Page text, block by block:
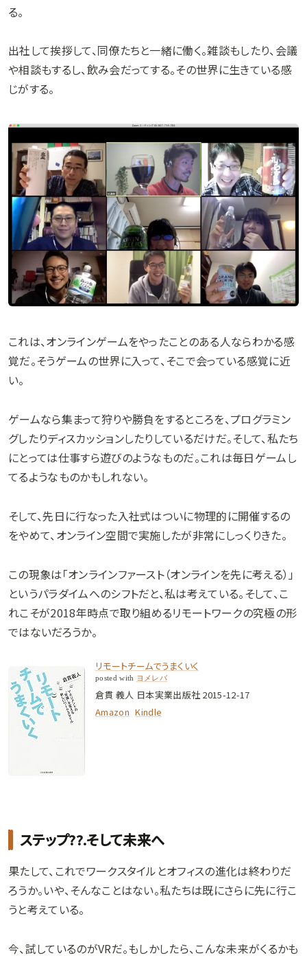
る。
出社して挨拶して、同僚たちと一緒に働く。雑談もしたり、会議
や相談もするし、飲み会だってする。その世界に生きている感
じがする。
これは、オンラインゲームをやったことのある人ならわかる感
覚だ。そうゲームの世界に入って、そこで会っている感覚に近
い。
ゲームなら集まって狩りや勝負をするところを、プログラミン
グしたりディスカッションしたりしているだけだ。そして、私たち
にとっては仕事すら遊びのようなものだ。これは毎日ゲームし
てるようなものかもしれない。
そして、先日に行なった入社式はついに物理的に開催するの
をやめて、オンライン空間で実施したが非常にしっくりきた。
この現象は「オンラインファースト（オンラインを先に考える）」
というパラダイムへのシフトだと、私は考えている。そして、こ
れこそが2018年時点で取り組めるリモートワークの究極の形
ではないだろうか。
リモートチームでうまくいく
posted with ヨメレバ
倉貫 義人 日本実業出版社 2015-12-17
Amazon Kindle
ステップ??.そして未来へ
果たして、これでワークスタイルとオフィスの進化は終わりだ
ろうか。いや、そんなことはない。私たちは既にさらに先に行こ
うと考えている。
今、試しているのがVRだ。もしかしたら、こんな未来がくるかも